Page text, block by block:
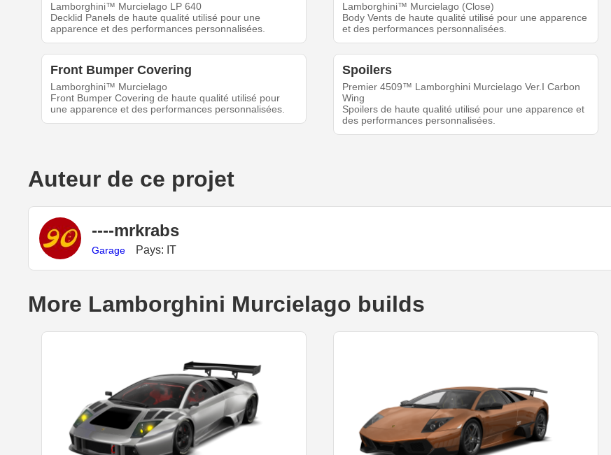
Lamborghini™ Murcielago LP 640
Decklid Panels de haute qualité utilisé pour une
apparence et des performances personnalisées.
Lamborghini™ Murcielago (Close)
Body Vents de haute qualité utilisé pour une apparence
et des performances personnalisées.
Front Bumper Covering
Lamborghini™ Murcielago
Front Bumper Covering de haute qualité utilisé pour
une apparence et des performances personnalisées.
Spoilers
Premier 4509™ Lamborghini Murcielago Ver.I Carbon
Wing
Spoilers de haute qualité utilisé pour une apparence et
des performances personnalisées.
Auteur de ce projet
----mrkrabs
Garage Pays: IT
More Lamborghini Murcielago builds